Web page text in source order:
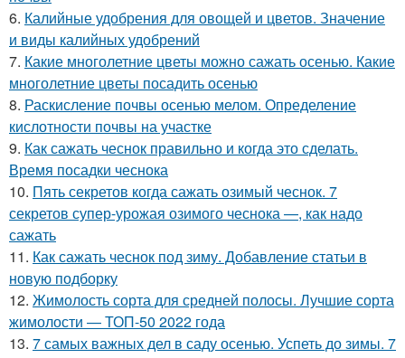
6. Калийные удобрения для овощей и цветов. Значение
и виды калийных удобрений
7. Какие многолетние цветы можно сажать осенью. Какие
многолетние цветы посадить осенью
8. Раскисление почвы осенью мелом. Определение
кислотности почвы на участке
9. Как сажать чеснок правильно и когда это сделать.
Время посадки чеснока
10. Пять секретов когда сажать озимый чеснок. 7
секретов супер-урожая озимого чеснока —, как надо
сажать
11. Как сажать чеснок под зиму. Добавление статьи в
новую подборку
12. Жимолость сорта для средней полосы. Лучшие сорта
жимолости — ТОП-50 2022 года
13. 7 самых важных дел в саду осенью. Успеть до зимы. 7